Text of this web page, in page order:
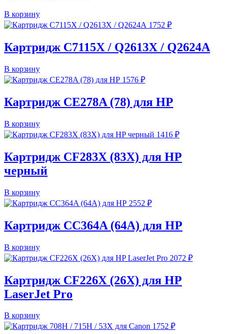
В корзину
1752 ₽
Картридж C7115X / Q2613X / Q2624A
В корзину
1576 ₽
Картридж CE278A (78) для HP
В корзину
1416 ₽
Картридж CF283X (83X) для HP
черный
В корзину
2552 ₽
Картридж CC364A (64A) для HP
В корзину
2072 ₽
Картридж CF226X (26X) для HP
LaserJet Pro
В корзину
1752 ₽